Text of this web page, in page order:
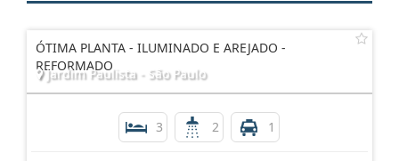
ÓTIMA PLANTA - ILUMINADO E AREJADO -
REFORMADO
Jardim Paulista - São Paulo
3 2 1